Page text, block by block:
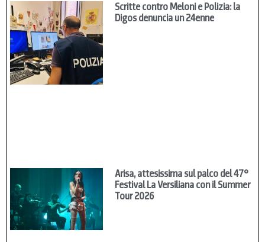
Scritte contro Meloni e Polizia: la
Digos denuncia un 24enne
Arisa, attesissima sul palco del 47°
Festival La Versiliana con il Summer
Tour 2026